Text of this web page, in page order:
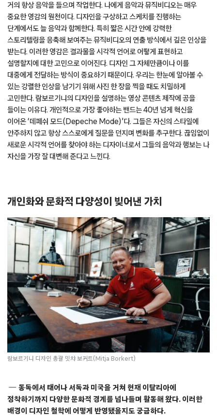
거의 항상 음악을 들으며 작업한다. 나에게 음악과 뮤직비디오는 매우
중요한 영감의 원천이다. 디자인을 구상하고 스케치를 진행하는
단계에서도 늘 음악과 함께한다. 특히 짧은 시간 안에 강력한
스토리텔링을 응축해 보여주는 뮤직비디오의 연출 방식에서 깊은 인상을
받는다. 이러한 영감은 결과물을 시각적 언어로 어떻게 표현하고
설명할지에 대한 고민으로 이어진다. 디자인 그 자체만큼이나 이를
대중에게 전달하는 방식이 중요하기 때문이다. 우리는 한눈에 알아볼 수
있는 강렬한 인상을 남기기 위해 사진 한 장을 찍을 때도 치밀하게
고민한다. 람보르기니의 디자인을 설명하는 영상 콘텐츠 제작에 공을
들이는 이유다. 개인적으로 가장 좋아하는 밴드는 40년 넘게 혁신을
이어온 ‘데페쉬 모드(Depeche Mode)’다. 그들은 자신의 스타일에
안주하지 않고 항상 스스로에게 질문을 던지며 변화를 추구한다. 끊임없이
새로운 시각적 언어를 찾아야 하는 디자이너로서 그들의 음악과 행보는 나
자신을 가장 잘 대변해 준다고 느낀다.
개인화와 문화적 다양성이 빚어낸 가치
람보르기니 디자인 총괄 밋챠 보커트(Mitja Borkert)
동독에서 태어나 서독과 미국을 거쳐 현재 이탈리아에
정착하기까지 다양한 문화적 경계를 넘나들며 활동해 왔다. 이러한
배경이 디자인 철학에 어떻게 반영됐을지도 궁금하다.